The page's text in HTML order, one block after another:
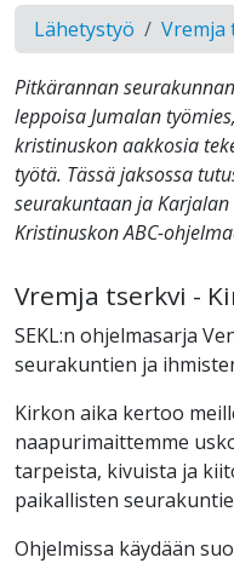
Lähetystyö Vremja
Pitkärannan
leppoisa Jumalan
kristinuskon aakkosia
työtä. Tässä jaksossa
seurakuntaan ja
Kristinuskon ABC-
Vremja tserkvi -
SEKL:n ohjelmasarja
seurakuntien ja
Kirkon aika kertoo
naapurimaittemme
tarpeista, kivuista ja
paikallisten
Ohjelmissa käydään